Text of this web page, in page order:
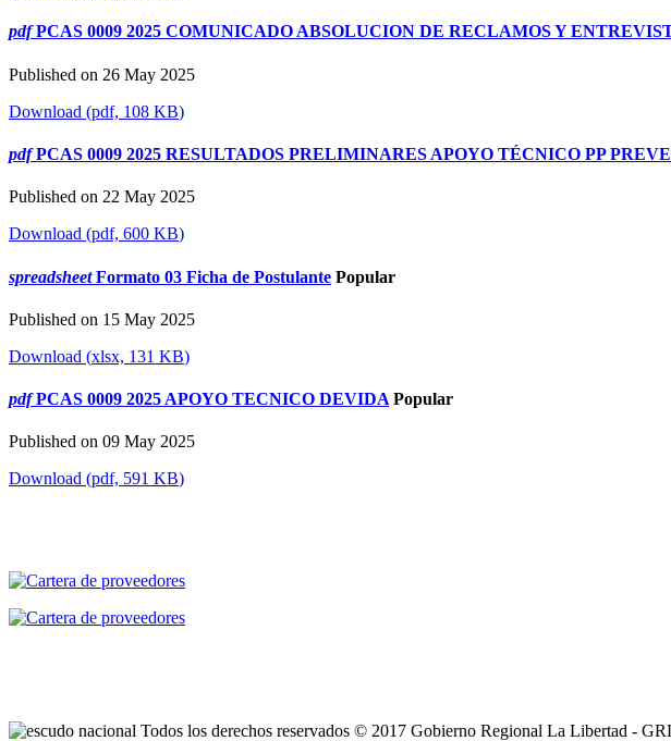
pdf PCAS 0009 2025 COMUNICADO ABSOLUCION DE RECLAMOS Y
Published on 26 May 2025
Download (pdf, 108 KB)
pdf PCAS 0009 2025 RESULTADOS PRELIMINARES APOYO TÉCNICO PP
Published on 22 May 2025
Download (pdf, 600 KB)
spreadsheet Formato 03 Ficha de Postulante Popular
Published on 15 May 2025
Download (xlsx, 131 KB)
pdf PCAS 0009 2025 APOYO TECNICO DEVIDA Popular
Published on 09 May 2025
Download (pdf, 591 KB)
Todos los derechos reservados © 2017 Gobierno Regional La Libertad -